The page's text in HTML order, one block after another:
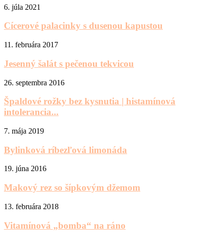
6. júla 2021
Cícerové palacinky s dusenou kapustou
11. februára 2017
Jesenný šalát s pečenou tekvicou
26. septembra 2016
Špaldové rožky bez kysnutia | histamínová
intolerancia...
7. mája 2019
Bylinková ríbezľová limonáda
19. júna 2016
Makový rez so šípkovým džemom
13. februára 2018
Vitamínová „bomba“ na ráno